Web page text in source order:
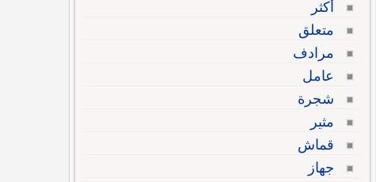
أكثر
متعلق
مرادف
عامل
شجرة
مثير
قماش
جهاز